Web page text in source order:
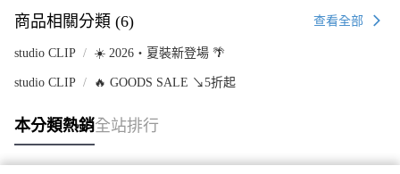
商品相關分類 (6) 查看全部
studio CLIP ☀️ 2026・夏裝新登場 🌴
studio CLIP 🔥 GOODS SALE ↘5折起
本分類熱銷全站排行